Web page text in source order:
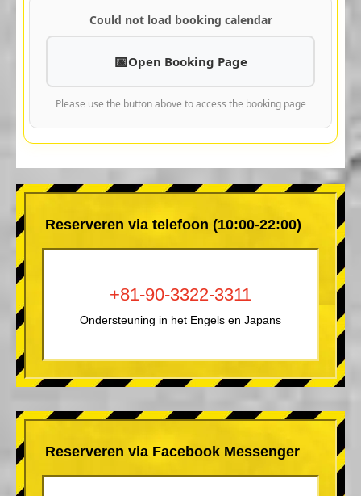
Could not load booking calendar
Open Booking Page
Please use the button above to access the booking page
Reserveren via telefoon (10:00-22:00)
+81-90-3322-3311
Ondersteuning in het Engels en Japans
Reserveren via Facebook Messenger